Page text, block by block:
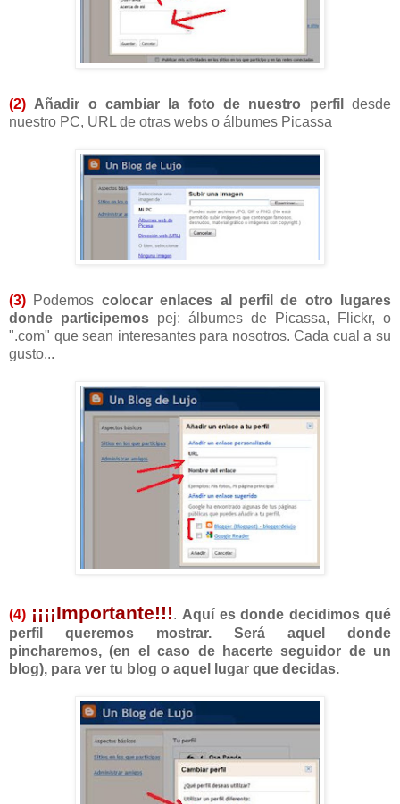
(2) Añadir o cambiar la foto de nuestro perfil
desde
nuestro PC, URL de otras webs o álbumes Picassa
(3) Podemos colocarenlaces al perfil de otro lugares
donde participemos pej: álbumes de Picassa, Flickr, o
".com" que sean interesantes para nosotros. Cada cual a su
gusto...
(4) ¡¡¡¡Importante!!!. Aquí es donde decidimos qué
perfil queremos mostrar. Será aquel donde
pincharemos, (en el caso de hacerte seguidor de un
blog), para ver tu blog o aquel lugar que decidas.